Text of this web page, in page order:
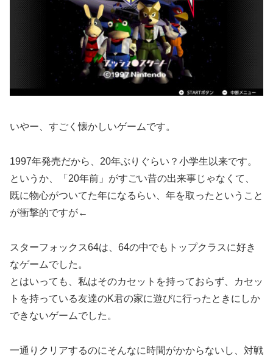
いやー、すごく懐かしいゲームです。
1997年発売だから、20年ぶりぐらい？小学生以来です。
というか、「20年前」がすごい昔の出来事じゃなくて、
既に物心がついてた年になるらい、年を取ったということ
が衝撃的ですが←
スターフォックス64は、64の中でもトップクラスに好き
なゲームでした。
とはいっても、私はそのカセットを持っておらず、カセッ
トを持っている友達のK君の家に遊びに行ったときにしか
できないゲームでした。
一通りクリアするのにそんなに時間がかからないし、対戦